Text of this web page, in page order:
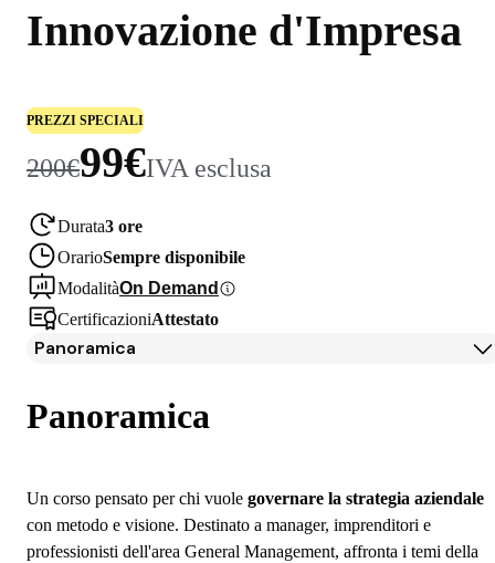
Innovazione d'Impresa
PREZZI SPECIALI
200€99€IVA esclusa
Durata3 ore
OrarioSempre disponibile
ModalitàOn Demand
CertificazioniAttestato
Panoramica
Programma
Iscrizione
Panoramica
Un corso pensato per chi vuole governare la strategia aziendale
con metodo e visione. Destinato a manager, imprenditori e
professionisti dell'area General Management, affronta i temi della